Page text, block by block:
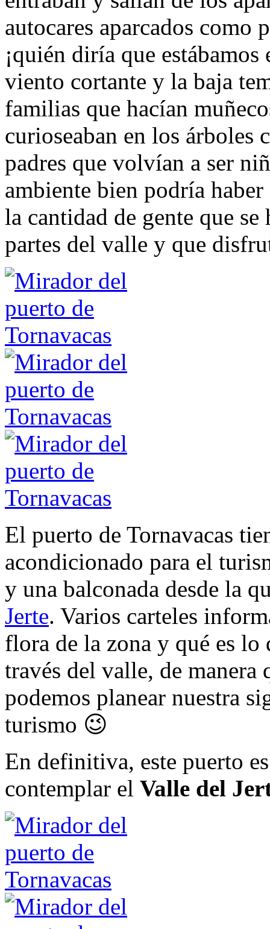
autocares aparcados como
¡quién diría que
viento cortante y la baja
familias que hacían
curioseaban en los árboles
padres que volvían a ser
ambiente bien podría
la cantidad de gente que
partes del valle y que
El puerto de Tornavacas
acondicionado para el
y una balconada desde la
Jerte. Varios carteles
flora de la zona y qué es lo
través del valle, de manera
podemos planear nuestra
turismo 😉
En definitiva, este puerto
contemplar el Valle del